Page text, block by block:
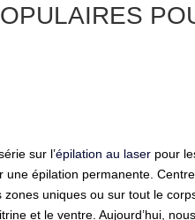
sur l’épilation au laser pour
une épilation permanente.
uniques ou sur tout le
et le ventre. Aujourd’hui,